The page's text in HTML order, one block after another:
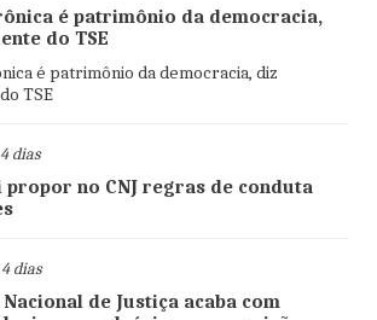
é patrimônio da democracia,
do TSE
é patrimônio da democracia, diz
TSE
dias
propor no CNJ regras de conduta
dias
de Justiça acaba com